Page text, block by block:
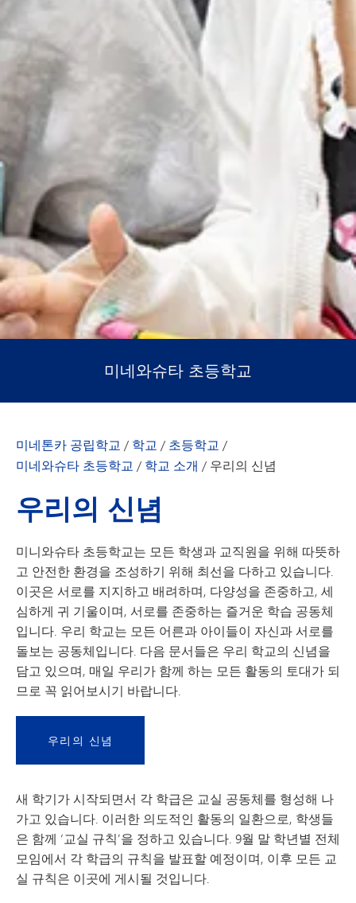
미네와슈타 초등학교
미네톤카 공립학교 / 학교 / 초등학교 /
미네와슈타 초등학교 / 학교 소개 / 우리의 신념
우리의 신념
미니와슈타 초등학교는 모든 학생과 교직원을 위해 따뜻하
고 안전한 환경을 조성하기 위해 최선을 다하고 있습니다.
이곳은 서로를 지지하고 배려하며, 다양성을 존중하고, 세
심하게 귀 기울이며, 서로를 존중하는 즐거운 학습 공동체
입니다. 우리 학교는 모든 어른과 아이들이 자신과 서로를
돌보는 공동체입니다. 다음 문서들은 우리 학교의 신념을
담고 있으며, 매일 우리가 함께 하는 모든 활동의 토대가 되
므로 꼭 읽어보시기 바랍니다.
우리의 신념
새 학기가 시작되면서 각 학급은 교실 공동체를 형성해 나
가고 있습니다. 이러한 의도적인 활동의 일환으로, 학생들
은 함께 ‘교실 규칙’을 정하고 있습니다. 9월 말 학년별 전체
모임에서 각 학급의 규칙을 발표할 예정이며, 이후 모든 교
실 규칙은 이곳에 게시될 것입니다.